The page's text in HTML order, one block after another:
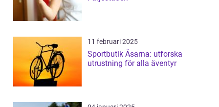
11 februari 2025
Sportbutik Åsarna: utforska
utrustning för alla äventyr